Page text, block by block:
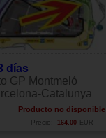
días
GP Montmeló
Catalunya
Producto no disponible
Precio: 164.00 EUR